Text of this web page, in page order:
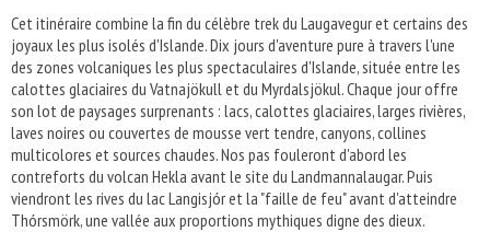
Cet itinéraire combine la fin du célèbre trek du Laugavegur et certains des
joyaux les plus isolés d'Islande. Dix jours d'aventure pure à travers l'une
des zones volcaniques les plus spectaculaires d'Islande, située entre les
calottes glaciaires du Vatnajökull et du Myrdalsjökul. Chaque jour offre
son lot de paysages surprenants : lacs, calottes glaciaires, larges rivières,
laves noires ou couvertes de mousse vert tendre, canyons, collines
multicolores et sources chaudes. Nos pas fouleront d'abord les
contreforts du volcan Hekla avant le site du Landmannalaugar. Puis
viendront les rives du lac Langisjór et la "faille de feu" avant d'atteindre
Thórsmörk, une vallée aux proportions mythiques digne des dieux.